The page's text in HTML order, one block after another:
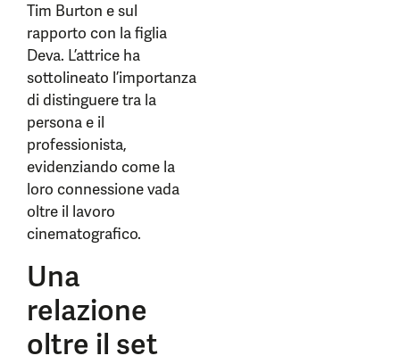
Tim Burton e sul
rapporto con la figlia
Deva. L’attrice ha
sottolineato l’importanza
di distinguere tra la
persona e il
professionista,
evidenziando come la
loro connessione vada
oltre il lavoro
cinematografico.
Una
relazione
oltre il set